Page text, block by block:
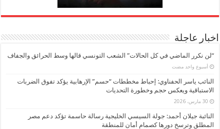
اخبار عاجلة
“لن نكرر الماضي في كل الحالات” الشعب التونسي قالها وسط الحرائق والجفاف
‏أسبوع واحد مضت
النائب ياسر الحفناوي: إحباط مخططات “حسم” الإرهابية يؤكد تفوق الضربات
الاستباقية ويعكس حجم وخطورة التحديات
30 مارس، 2026
النائبة جيلان أحمد: جولة السيسي الخليجية رسالة حاسمة تؤكد دعم مصر
المطلق وترسخ دورها كصمام أمان للمنطقة